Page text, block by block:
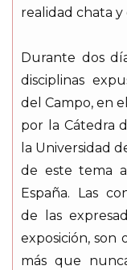
realidad chata y
Durante dos
disciplinas
del Campo, en
por la Cátedra
la Universidad
de este tema
España. Las
de las
exposición, son
más que